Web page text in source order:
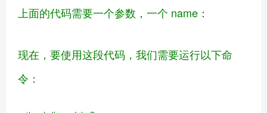
上面的代码需要一个参数，一个 name：
现在，要使用这段代码，我们需要运行以下命
令：